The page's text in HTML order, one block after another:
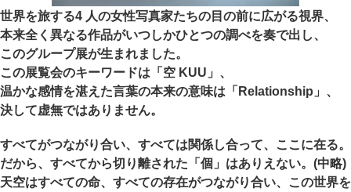
世界を旅する4 人の女性写真家たちの目の前に広がる視界、
本来全く異なる作品がいつしかひとつの調べを奏で出し、
このグループ展が生まれました。
この展覧会のキーワードは「空 KUU」、
温かな感情を湛えた言葉の本来の意味は「Relationship」、
決して虚無ではありません。
すべてがつながり合い、すべては関係し合って、ここに在る。
だから、すべてから切り離された「個」はありえない。(中略)
天空はすべての命、すべての存在がつながり合い、この世界を